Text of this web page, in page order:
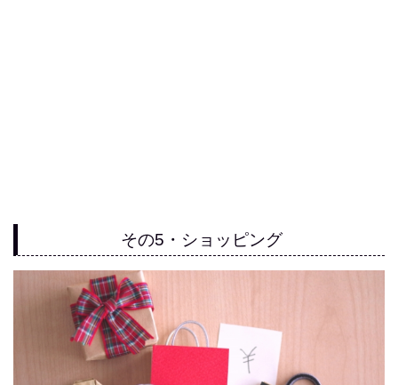
その5・ショッピング